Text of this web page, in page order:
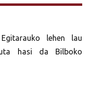
lehen lau
hasi da Bilboko